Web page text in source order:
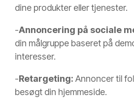
dine produkter eller tjenester.
-Annoncering på sociale
din målgruppe baseret på
interesser.
-Retargeting: Annoncer til
besøgt din hjemmeside.